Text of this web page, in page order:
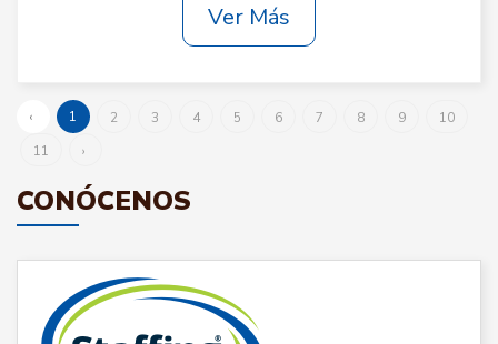
Ver Más
‹ 1 2 3 4 5 6 7 8 9
10
11
›
CONÓCENOS